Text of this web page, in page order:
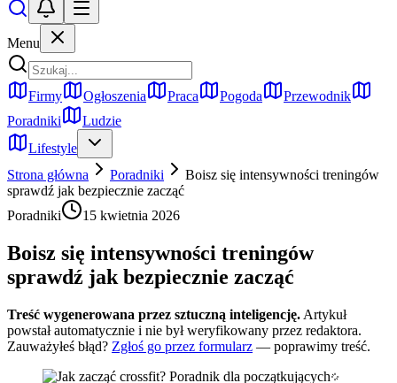
Menu
Firmy Ogłoszenia Praca Pogoda
Przewodnik
Poradniki
Ludzie
Lifestyle
Strona główna
Poradniki
Boisz się intensywności treningów
sprawdź jak bezpiecznie zacząć
Poradniki
15 kwietnia 2026
Boisz się intensywności treningów
sprawdź jak bezpiecznie zacząć
Treść wygenerowana przez sztuczną inteligencję. Artykuł
powstał automatycznie i nie był weryfikowany przez redaktora.
Zauważyłeś błąd? Zgłoś go przez formularz — poprawimy treść.